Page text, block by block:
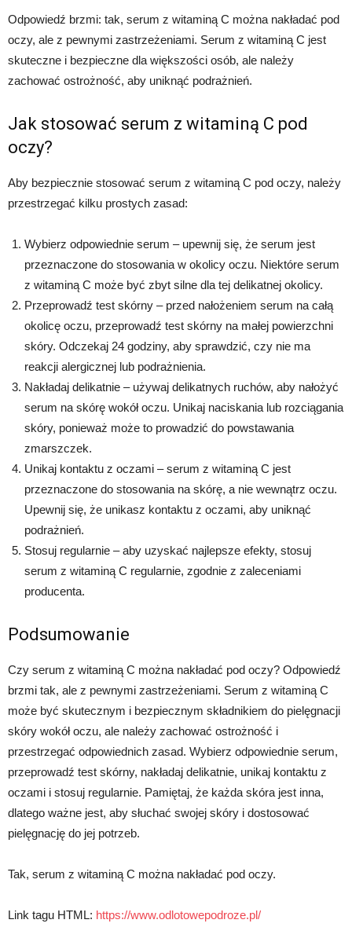
Odpowiedź brzmi: tak, serum z witaminą C można nakładać pod
oczy, ale z pewnymi zastrzeżeniami. Serum z witaminą C jest
skuteczne i bezpieczne dla większości osób, ale należy
zachować ostrożność, aby uniknąć podrażnień.
Jak stosować serum z witaminą C pod
oczy?
Aby bezpiecznie stosować serum z witaminą C pod oczy, należy
przestrzegać kilku prostych zasad:
Wybierz odpowiednie serum – upewnij się, że serum jest
przeznaczone do stosowania w okolicy oczu. Niektóre serum
z witaminą C może być zbyt silne dla tej delikatnej okolicy.
Przeprowadź test skórny – przed nałożeniem serum na całą
okolicę oczu, przeprowadź test skórny na małej powierzchni
skóry. Odczekaj 24 godziny, aby sprawdzić, czy nie ma
reakcji alergicznej lub podrażnienia.
Nakładaj delikatnie – używaj delikatnych ruchów, aby nałożyć
serum na skórę wokół oczu. Unikaj naciskania lub rozciągania
skóry, ponieważ może to prowadzić do powstawania
zmarszczek.
Unikaj kontaktu z oczami – serum z witaminą C jest
przeznaczone do stosowania na skórę, a nie wewnątrz oczu.
Upewnij się, że unikasz kontaktu z oczami, aby uniknąć
podrażnień.
Stosuj regularnie – aby uzyskać najlepsze efekty, stosuj
serum z witaminą C regularnie, zgodnie z zaleceniami
producenta.
Podsumowanie
Czy serum z witaminą C można nakładać pod oczy? Odpowiedź
brzmi tak, ale z pewnymi zastrzeżeniami. Serum z witaminą C
może być skutecznym i bezpiecznym składnikiem do pielęgnacji
skóry wokół oczu, ale należy zachować ostrożność i
przestrzegać odpowiednich zasad. Wybierz odpowiednie serum,
przeprowadź test skórny, nakładaj delikatnie, unikaj kontaktu z
oczami i stosuj regularnie. Pamiętaj, że każda skóra jest inna,
dlatego ważne jest, aby słuchać swojej skóry i dostosować
pielęgnację do jej potrzeb.
Tak, serum z witaminą C można nakładać pod oczy.
Link tagu HTML: https://www.odlotowepodroze.pl/